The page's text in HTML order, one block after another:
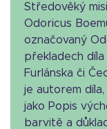
Středověký
Odoricus
označovaný
překladech
Furlánska či
je autorem
jako Popis
barvitě a